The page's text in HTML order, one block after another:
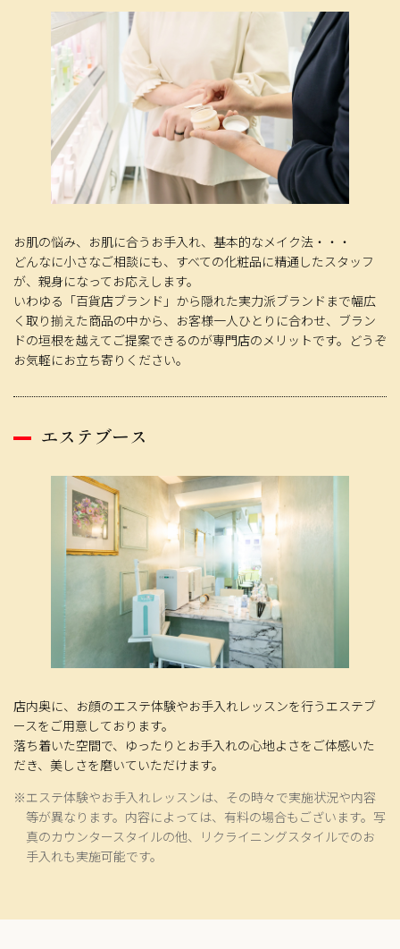
お肌の悩み、お肌に合うお手入れ、基本的なメイク法・・・
どんなに小さなご相談にも、すべての化粧品に精通したスタッフ
が、親身になってお応えします。
いわゆる「百貨店ブランド」から隠れた実力派ブランドまで幅広
く取り揃えた商品の中から、お客様一人ひとりに合わせ、ブラン
ドの垣根を越えてご提案できるのが専門店のメリットです。どうぞ
お気軽にお立ち寄りください。
エステブース
店内奥に、お顔のエステ体験やお手入れレッスンを行うエステブ
ースをご用意しております。
落ち着いた空間で、ゆったりとお手入れの心地よさをご体感いた
だき、美しさを磨いていただけます。
※エステ体験やお手入れレッスンは、その時々で実施状況や内容
等が異なります。内容によっては、有料の場合もございます。写
真のカウンタースタイルの他、リクライニングスタイルでのお
手入れも実施可能です。